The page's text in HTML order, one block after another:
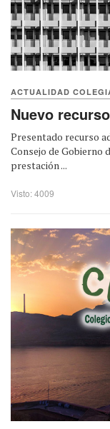
ACTUALIDAD
Nuevo
Presentado recurso
Consejo de Gobierno
prestación ...
Visto: 4009